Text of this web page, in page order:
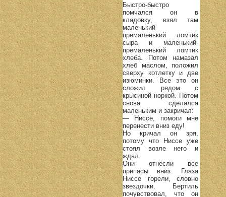
Быстро-быстро
помчался он в
кладовку, взял там
маленький-
премаленький ломтик
сыра и маленький-
премаленький ломтик
хлеба. Потом намазал
хлеб маслом, положил
сверху котлетку и две
изюминки. Все это он
сложил рядом с
крысиной норкой. Потом
снова сделался
маленьким и закричал:
— Ниссе, помоги мне
перенести вниз еду!
Но кричал он зря,
потому что Ниссе уже
стоял возле него и
ждал.
Они отнесли все
припасы вниз. Глаза
Ниссе горели, словно
звездочки. Бертиль
почувствовал, что он